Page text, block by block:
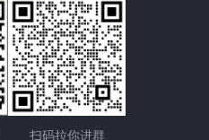
扫码拉你进群